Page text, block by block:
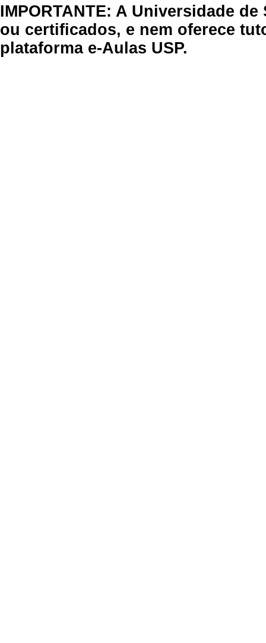
IMPORTANTE: A Universidade
ou certificados, e nem oferece
plataforma e-Aulas USP.